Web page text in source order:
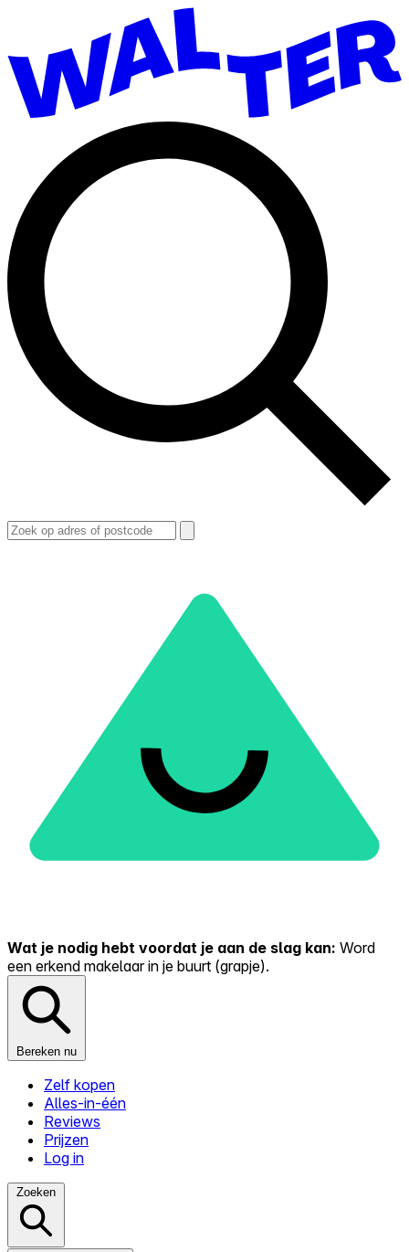
Wat je nodig hebt voordat je aan de slag kan: Word
een erkend makelaar in je buurt (grapje).
Bereken nu
Zelf kopen
Alles-in-één
Reviews
Prijzen
Log in
Zoeken